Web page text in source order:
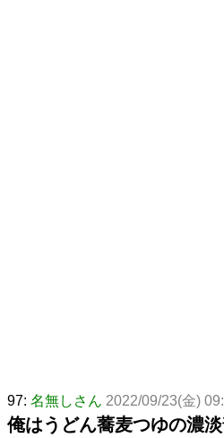
97: 名無しさん 2022/09/23(金)
俺はうどん蕎麦つゆの濃